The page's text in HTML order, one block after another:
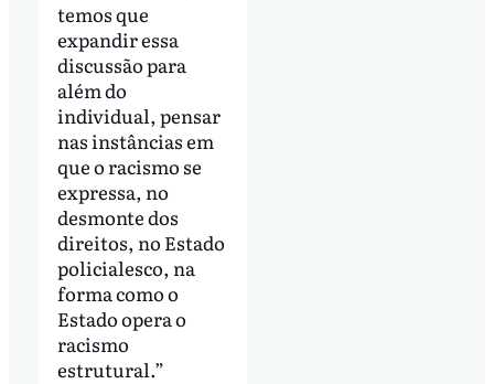
temos que
expandir essa
discussão para
além do
individual, pensar
nas instâncias em
que o racismo se
expressa, no
desmonte dos
direitos, no Estado
policialesco, na
forma como o
Estado opera o
racismo
estrutural.”